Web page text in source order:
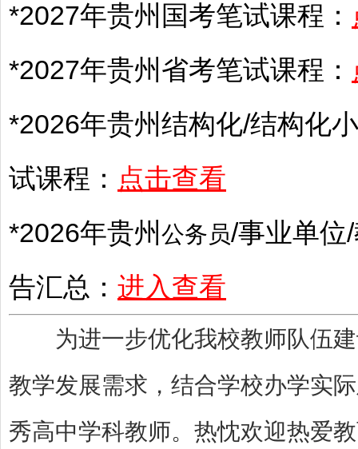
*2027年贵州 国考笔试课程：
*2027年贵州 省考笔试课程：
*2026年贵州结构化/结构化
试课程： 点击查看
*2026年贵州 公务员/事业单位/
告汇总： 进入查看
为进一步优化我校教师队伍建
教学发展需求，结合学校办学实
秀高中学科教师。热忱欢迎热爱